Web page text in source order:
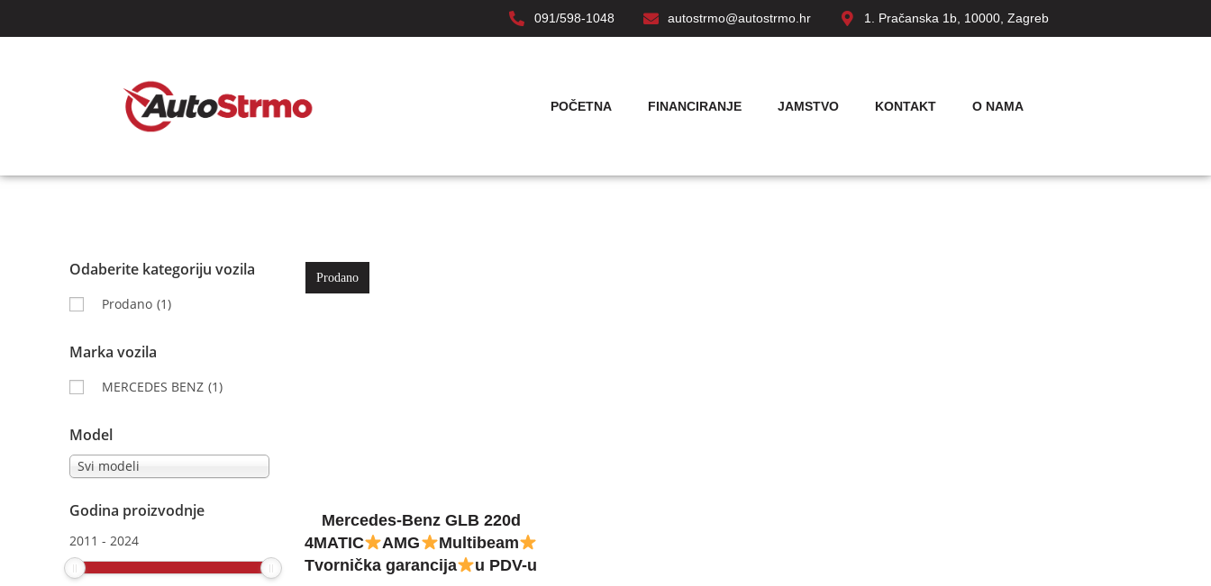
091/598-1048 autostrmo@autostrmo.hr 1. Pračanska 1b, 10000, Zagreb
POČETNA FINANCIRANJE JAMSTVO KONTAKT O NAMA
Odaberite kategoriju vozila
Prodano (1)
Marka vozila
MERCEDES BENZ (1)
Model
Svi modeli
Godina proizvodnje
2011 -2024
Prodano
Mercedes-Benz GLB 220d
4MATIC
AMG
Multibeam
Tvornička garancija
u PDV-u